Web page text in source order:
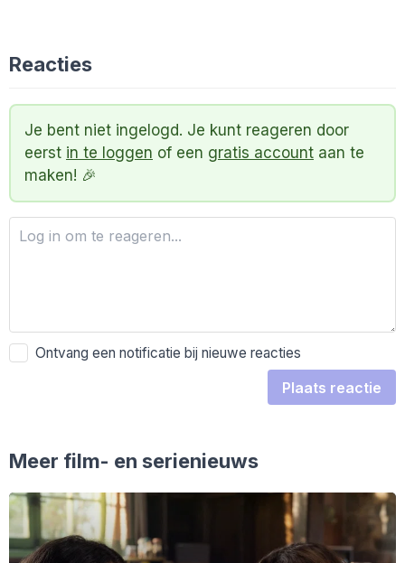
Reacties
Je bent niet ingelogd. Je kunt reageren door
eerst in te loggen of een gratis account aan te
maken! 🎉
Ontvang een notificatie bij nieuwe reacties
Plaats reactie
Meer film- en serienieuws